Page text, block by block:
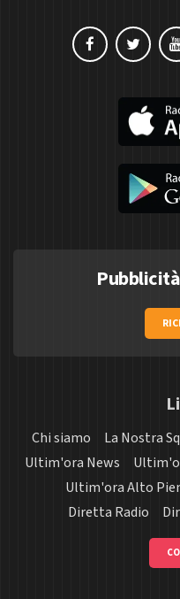
Chi siamo La Nostra
Ultim'ora News
Ultim'ora Alto
Diretta Radio